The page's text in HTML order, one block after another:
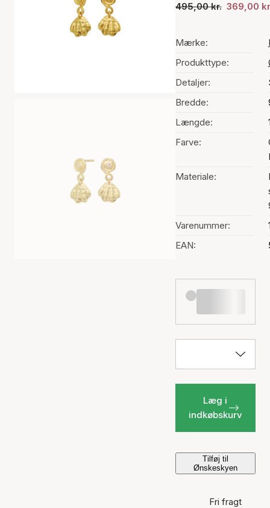
495,00 kr. 369,00
Mærke:
Produkttype:
Detaljer:
Bredde:
Længde:
Farve:
Materiale:
Varenummer:
EAN:
Læg i
indkøbskurv
Tilføj til
Ønskeskyen
Fri fragt